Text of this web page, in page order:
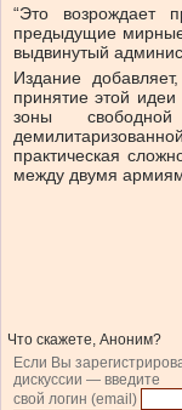
“Это возрождает
предыдущие
выдвинутый
Издание
принятие этой
зоны
практическая
между двумя
Что скажете, Аноним?
Если Вы
дискуссии — введите
свой логин (email)